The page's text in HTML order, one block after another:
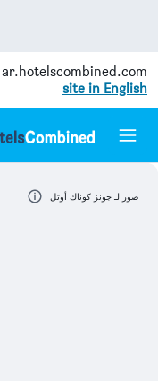
ar.hotelscombined.com
site in English
صور لـ جونز كوناك أوتل